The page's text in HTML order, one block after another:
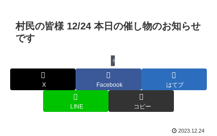
村民の皆様 12/24 本日の催し物のお知らせ
です
催し物
X Facebook はてブ
LINE コピー
2023.12.24